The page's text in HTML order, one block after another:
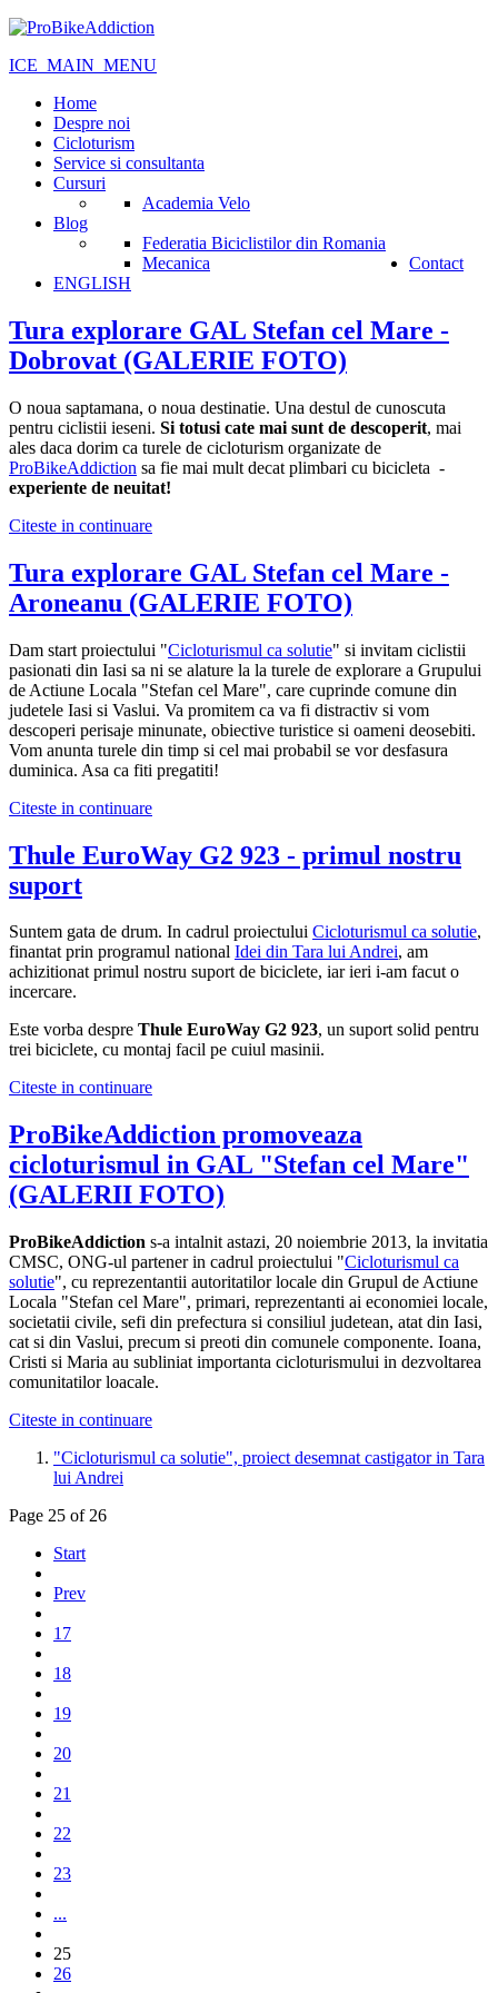
ICE_MAIN_MENU
Home
Despre noi
Cicloturism
Service si consultanta
Cursuri
Academia Velo
Blog
Federatia Biciclistilor din Romania
Mecanica
Contact
ENGLISH
Tura explorare GAL Stefan cel Mare -
Dobrovat (GALERIE FOTO)
O noua saptamana, o noua destinatie. Una destul de cunoscuta
pentru ciclistii ieseni. Si totusi cate mai sunt de descoperit, mai
ales daca dorim ca turele de cicloturism organizate de
ProBikeAddiction sa fie mai mult decat plimbari cu bicicleta -
experiente de neuitat!
Citeste in continuare
Tura explorare GAL Stefan cel Mare -
Aroneanu (GALERIE FOTO)
Dam start proiectului "Cicloturismul ca solutie" si invitam ciclistii
pasionati din Iasi sa ni se alature la la turele de explorare a Grupului
de Actiune Locala "Stefan cel Mare", care cuprinde comune din
judetele Iasi si Vaslui. Va promitem ca va fi distractiv si vom
descoperi perisaje minunate, obiective turistice si oameni deosebiti.
Vom anunta turele din timp si cel mai probabil se vor desfasura
duminica. Asa ca fiti pregatiti!
Citeste in continuare
Thule EuroWay G2 923 - primul nostru
suport
Suntem gata de drum. In cadrul proiectului Cicloturismul ca solutie,
finantat prin programul national Idei din Tara lui Andrei, am
achizitionat primul nostru suport de biciclete, iar ieri i-am facut o
incercare.
Este vorba despre Thule EuroWay G2 923, un suport solid pentru
trei biciclete, cu montaj facil pe cuiul masinii.
Citeste in continuare
ProBikeAddiction promoveaza
cicloturismul in GAL "Stefan cel Mare"
(GALERII FOTO)
ProBikeAddiction s-a intalnit astazi, 20 noiembrie 2013, la invitatia
CMSC, ONG-ul partener in cadrul proiectului "Cicloturismul ca
solutie", cu reprezentantii autoritatilor locale din Grupul de Actiune
Locala "Stefan cel Mare", primari, reprezentanti ai economiei locale,
societatii civile, sefi din prefectura si consiliul judetean, atat din Iasi,
cat si din Vaslui, precum si preoti din comunele componente. Ioana,
Cristi si Maria au subliniat importanta cicloturismului in dezvoltarea
comunitatilor loacale.
Citeste in continuare
"Cicloturismul ca solutie", proiect desemnat castigator in Tara
lui Andrei
Page 25 of 26
Start
Prev
17
18
19
20
21
22
23
...
25
26